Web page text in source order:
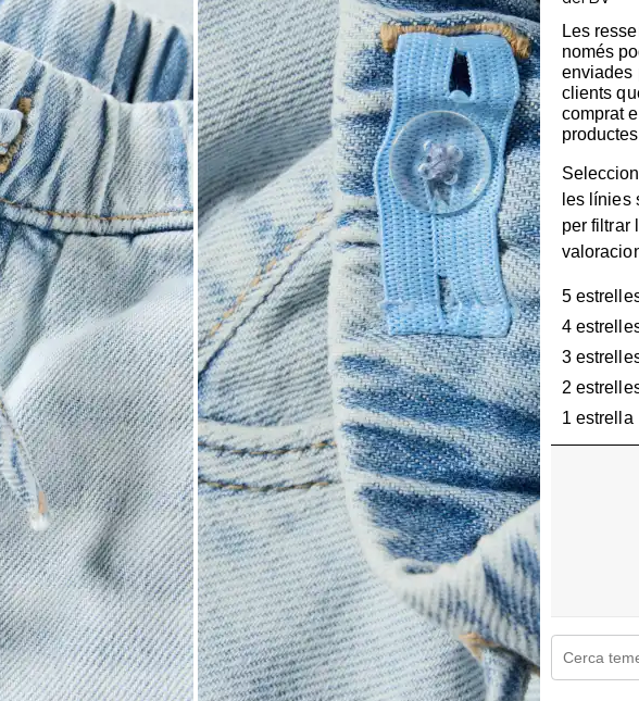
Les
només
enviades
clients
comprat
les línies
per filtrar
5
4
3
2
1 estrella
Cerca